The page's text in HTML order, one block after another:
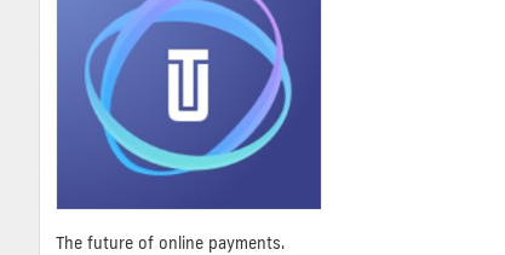
The future of online payments.